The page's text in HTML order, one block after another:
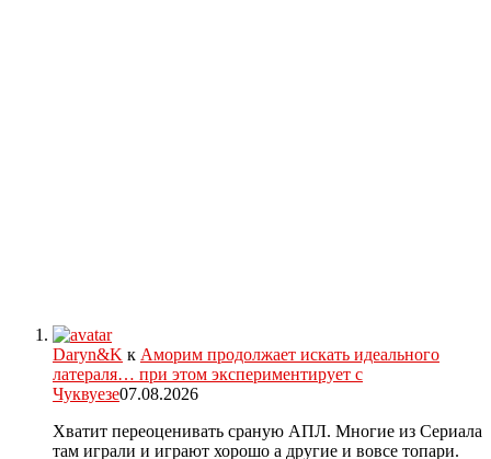
Daryn&K к Аморим продолжает искать идеального
латераля… при этом экспериментирует с
Чуквуезе07.08.2026
Хватит переоценивать сраную АПЛ. Многие из Сериала
там играли и играют хорошо а другие и вовсе топари.